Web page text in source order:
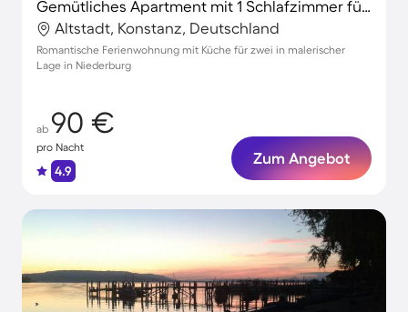
Gemütliches Apartment mit 1 Schlafzimmer für 2 Personen
Altstadt, Konstanz, Deutschland
Romantische Ferienwohnung mit Küche für zwei in malerischer
Lage in Niederburg
ab 90 €
pro Nacht
4.9
Zum Angebot